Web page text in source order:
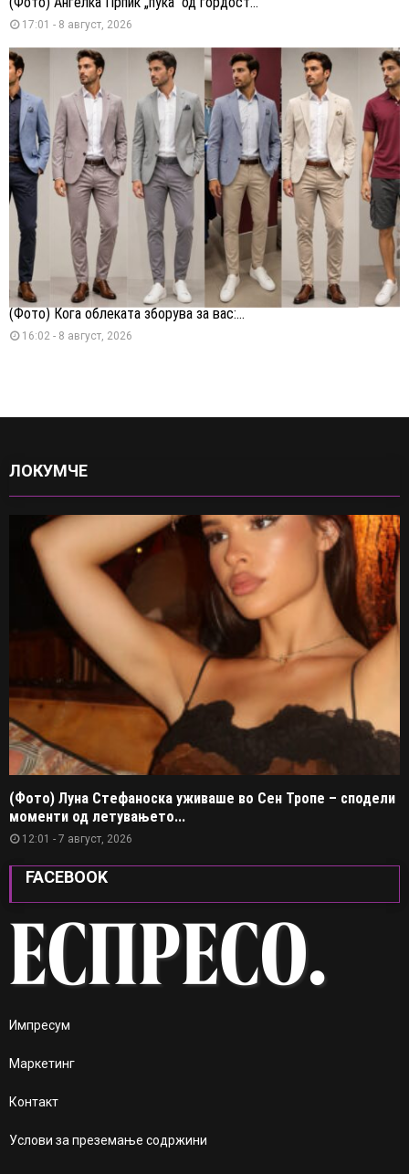
17:01 - 8 август, 2026
(Фото) Кога облеката зборува за вас:...
16:02 - 8 август, 2026
ЛОКУМЧЕ
(Фото) Луна Стефаноска уживаше во Сен Тропе – сподели
моменти од летувањето...
12:01 - 7 август, 2026
FACEBOOK
Импресум
Маркетинг
Контакт
Услови за преземање содржини